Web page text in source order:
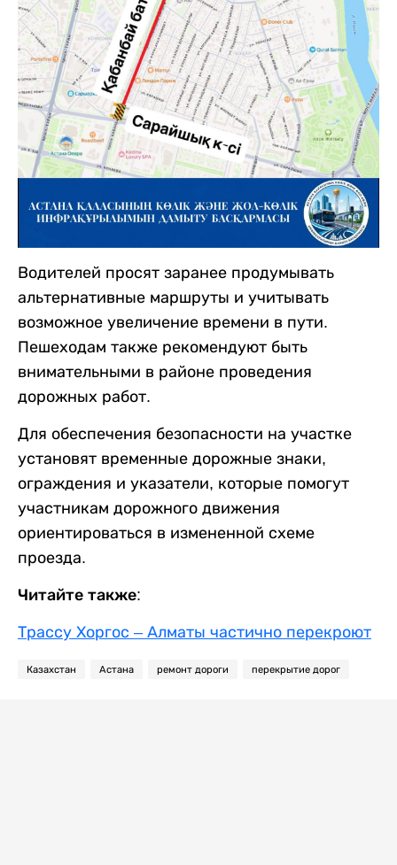
Водителей просят заранее продумывать
альтернативные маршруты и учитывать
возможное увеличение времени в пути.
Пешеходам также рекомендуют быть
внимательными в районе проведения
дорожных работ.
Для обеспечения безопасности на участке
установят временные дорожные знаки,
ограждения и указатели, которые помогут
участникам дорожного движения
ориентироваться в измененной схеме
проезда.
Читайте также:
Трассу Хоргос – Алматы частично перекроют
Казахстан Астана ремонт дороги перекрытие дорог